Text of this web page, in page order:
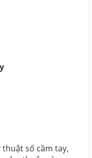
thuật số cầm tay,